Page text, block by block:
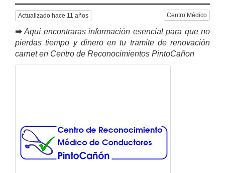
Actualizado hace 11 años Centro Médico
➡ Aquí encontraras información esencial para que no
pierdas tiempo y dinero en tu tramite de renovación
carnet en Centro de Reconocimientos PintoCañon